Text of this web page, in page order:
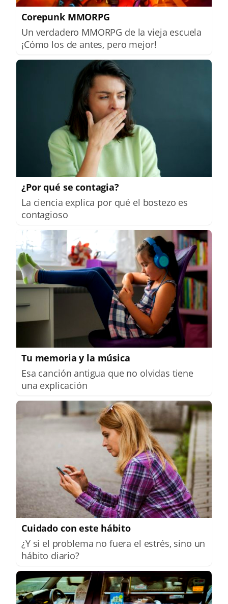
Corepunk MMORPG
Un verdadero MMORPG de la vieja escuela
¡Cómo los de antes, pero mejor!
¿Por qué se contagia?
La ciencia explica por qué el bostezo es
contagioso
Tu memoria y la música
Esa canción antigua que no olvidas tiene
una explicación
Cuidado con este hábito
¿Y si el problema no fuera el estrés, sino un
hábito diario?